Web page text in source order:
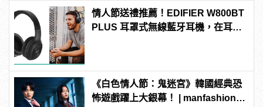
情人節送禮推薦！EDIFIER W800BT
PLUS 耳罩式無線藍牙耳機，在耳邊
《白色情人節：鬼迷宮》韓國經典恐
怖遊戲躍上大銀幕！ | manfashion這